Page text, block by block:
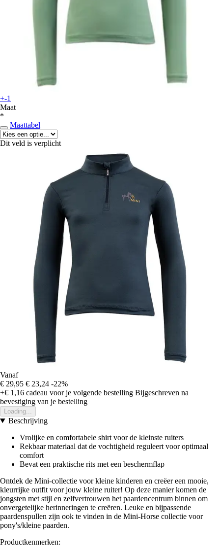
+-1
Maat
*
Maattabel
Dit veld is verplicht
Vanaf
€ 29,95 € 23,24 -22%
+€ 1,16 cadeau voor je volgende bestelling Bijgeschreven na
bevestiging van je bestelling
Loading...
Beschrijving
Vrolijke en comfortabele shirt voor de kleinste ruiters
Rekbaar materiaal dat de vochtigheid reguleert voor optimaal
comfort
Bevat een praktische rits met een beschermflap
Ontdek de Mini-collectie voor kleine kinderen en creëer een mooie,
kleurrijke outfit voor jouw kleine ruiter! Op deze manier komen de
jongsten met stijl en zelfvertrouwen het paardencentrum binnen om
onvergetelijke herinneringen te creëren. Leuke en bijpassende
paardenspullen zijn ook te vinden in de Mini-Horse collectie voor
pony's/kleine paarden.
Productkenmerken: